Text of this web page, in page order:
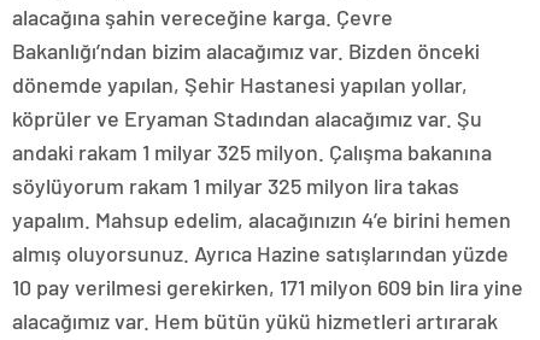
alacağına şahin vereceğine karga. Çevre
Bakanlığı’ndan bizim alacağımız var. Bizden önceki
dönemde yapılan, Şehir Hastanesi yapılan yollar,
köprüler ve Eryaman Stadından alacağımız var. Şu
andaki rakam 1 milyar 325 milyon. Çalışma bakanına
söylüyorum rakam 1 milyar 325 milyon lira takas
yapalım. Mahsup edelim, alacağınızın 4’e birini hemen
almış oluyorsunuz. Ayrıca Hazine satışlarından yüzde
10 pay verilmesi gerekirken, 171 milyon 609 bin lira yine
alacağımız var. Hem bütün yükü hizmetleri artırarak